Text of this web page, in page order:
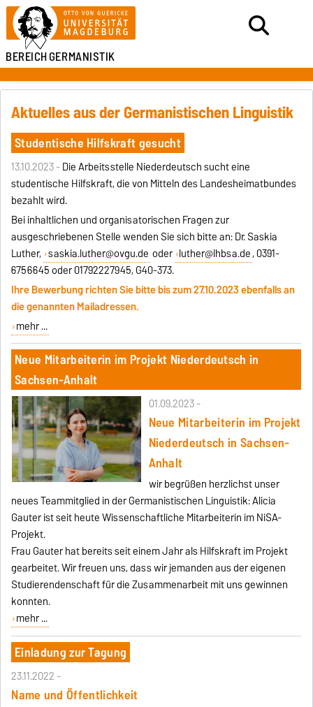
BEREICHGERMANISTIK
Aktuelles aus der Germanistischen Linguistik
Studentische Hilfskraft gesucht
13.10.2023 -Die Arbeitsstelle Niederdeutsch sucht eine
studentische Hilfskraft, die von Mitteln des Landesheimatbundes
bezahlt wird.
Bei inhaltlichen und organisatorischen Fragen zur
ausgeschriebenen Stelle wenden Sie sich bitte an: Dr. Saskia
Luther, saskia.luther@ovgu.de oder luther@lhbsa.de, 0391-
6756645 oder 01792227945, G40-373.
Ihre Bewerbung richten Sie bitte bis zum 27.10.2023 ebenfalls an
die genannten Mailadressen.
mehr ...
Neue Mitarbeiterin im Projekt Niederdeutsch in
Sachsen-Anhalt
01.09.2023 -
Neue Mitarbeiterin im Projekt
Niederdeutsch in Sachsen-
Anhalt
wir begrüßen herzlichst unser
neues Teammitglied in der Germanistischen Linguistik: Alicia
Gauter ist seit heute Wissenschaftliche Mitarbeiterin im NiSA-
Projekt.
Frau Gauter hat bereits seit einem Jahr als Hilfskraft im Projekt
gearbeitet. Wir freuen uns, dass wir jemanden aus der eigenen
Studierendenschaft für die Zusammenarbeit mit uns gewinnen
konnten.
mehr ...
Einladung zur Tagung
23.11.2022 -
Name und Öffentlichkeit